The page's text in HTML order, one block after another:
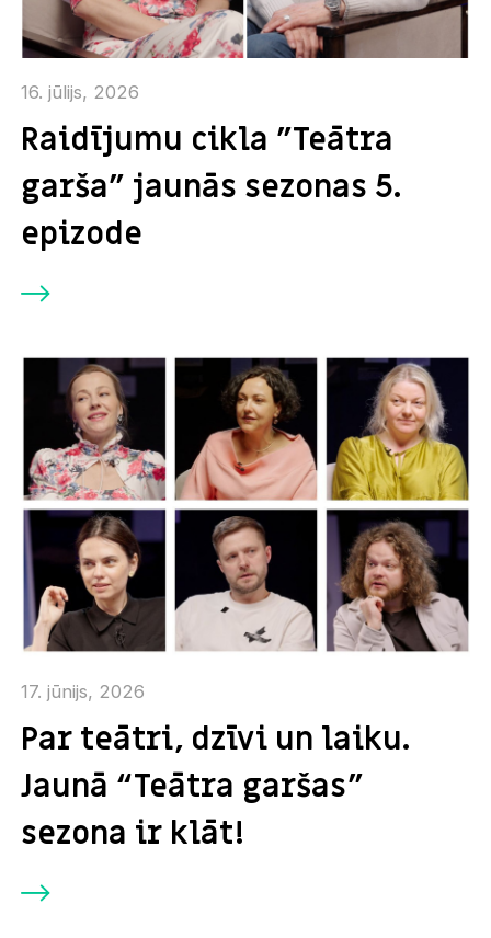
16. jūlijs, 2026
Raidījumu cikla "Teātra
garša" jaunās sezonas 5.
epizode
17. jūnijs, 2026
Par teātri, dzīvi un laiku.
Jaunā “Teātra garšas”
sezona ir klāt!